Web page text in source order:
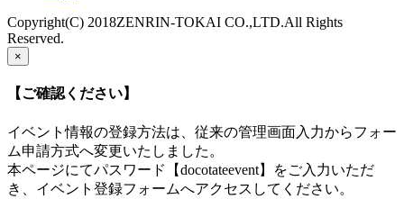
Copyright(C) 2018ZENRIN-TOKAI CO.,LTD.All Rights
Reserved.
×
【ご確認ください】
イベント情報の登録方法は、従来の管理画面入力からフォー
ム申請方式へ変更いたしました。
本ページにてパスワード【docotateevent】をご入力いただ
き、イベント登録フォームへアクセスしてください。